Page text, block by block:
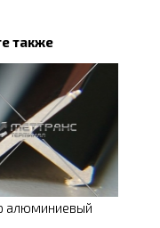
также
алюминиевый